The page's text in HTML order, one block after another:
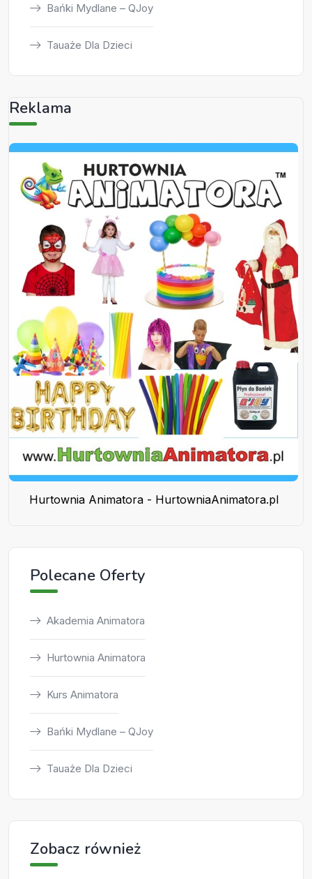
Bańki Mydlane – QJoy
Tauaże Dla Dzieci
Reklama
Hurtownia Animatora - HurtowniaAnimatora.pl
Polecane Oferty
Akademia Animatora
Hurtownia Animatora
Kurs Animatora
Bańki Mydlane – QJoy
Tauaże Dla Dzieci
Zobacz również